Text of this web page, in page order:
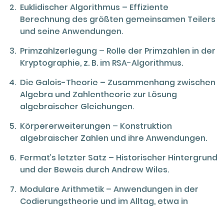
Euklidischer Algorithmus – Effiziente
Berechnung des größten gemeinsamen Teilers
und seine Anwendungen.
Primzahlzerlegung – Rolle der Primzahlen in der
Kryptographie, z. B. im RSA-Algorithmus.
Die Galois-Theorie – Zusammenhang zwischen
Algebra und Zahlentheorie zur Lösung
algebraischer Gleichungen.
Körpererweiterungen – Konstruktion
algebraischer Zahlen und ihre Anwendungen.
Fermat’s letzter Satz – Historischer Hintergrund
und der Beweis durch Andrew Wiles.
Modulare Arithmetik – Anwendungen in der
Codierungstheorie und im Alltag, etwa in